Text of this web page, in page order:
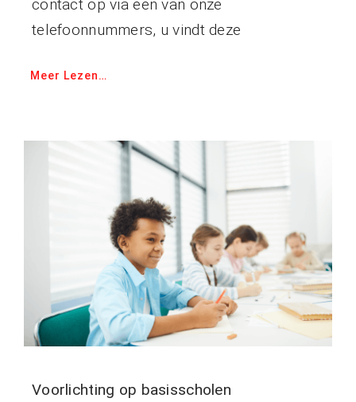
contact op via een van onze
telefoonnummers, u vindt deze
Meer Lezen…
Voorlichting op basisscholen